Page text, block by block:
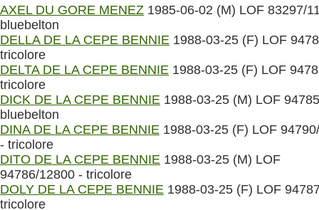
AXEL DU GORE MENEZ 1985-06-02 (M) LOF 83297/
bluebelton
DELLA DE LA CEPE BENNIE 1988-03-25 (F) LOF
tricolore
DELTA DE LA CEPE BENNIE 1988-03-25 (F) LOF
tricolore
DICK DE LA CEPE BENNIE 1988-03-25 (M) LOF
bluebelton
DINA DE LA CEPE BENNIE 1988-03-25 (F) LOF
- tricolore
DITO DE LA CEPE BENNIE 1988-03-25 (M) LOF
94786/12800 - tricolore
DOLY DE LA CEPE BENNIE 1988-03-25 (F) LOF
tricolore